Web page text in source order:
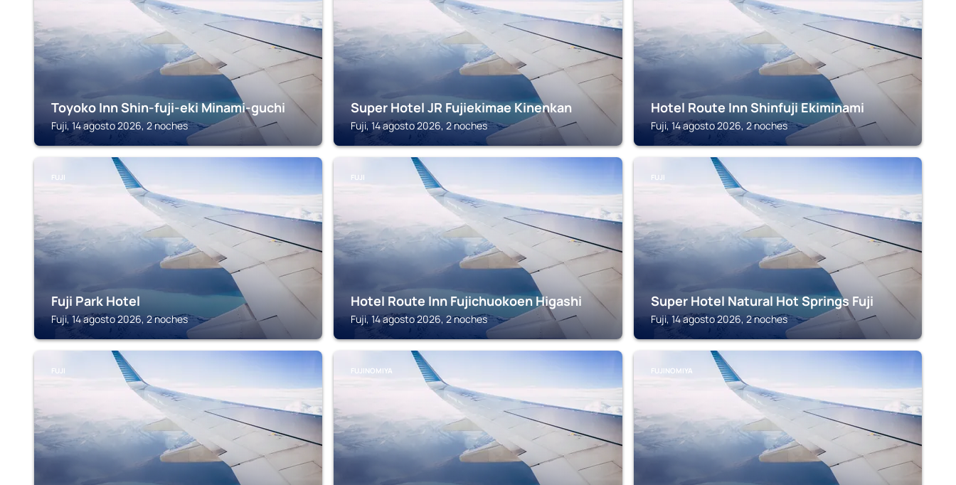
Toyoko Inn Shin-fuji-eki Minami-guchi
Fuji, 14 agosto 2026, 2 noches
Super Hotel JR Fujiekimae Kinenkan
Fuji, 14 agosto 2026, 2 noches
Hotel Route Inn Shinfuji Ekiminami
Fuji, 14 agosto 2026, 2 noches
FUJI
Fuji Park Hotel
Fuji, 14 agosto 2026, 2 noches
FUJI
Hotel Route Inn Fujichuokoen Higashi
Fuji, 14 agosto 2026, 2 noches
FUJI
Super Hotel Natural Hot Springs Fuji
Fuji, 14 agosto 2026, 2 noches
FUJI FUJINOMIYA FUJINOMIYA